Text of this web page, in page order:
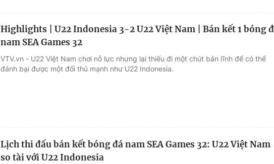
Highlights | U22 Indonesia 3-2 U22 Việt Nam | Bán kết 1 bóng
nam SEA Games 32
VTV.vn - U22 Việt Nam chơi nỗ lực nhưng lại thiếu đi một chút bản lĩnh để có thể
đánh bại được một đối thủ mạnh như U22 Indonesia.
Lịch thi đấu bán kết bóng đá nam SEA Games 32: U22 Việt Nam
so tài với U22 Indonesia